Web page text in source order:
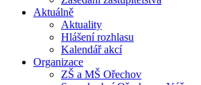
Aktuálně
Aktuality
Hlášení rozhlasu
Kalendář akcí
Organizace
ZŠ a MŠ Ořechov